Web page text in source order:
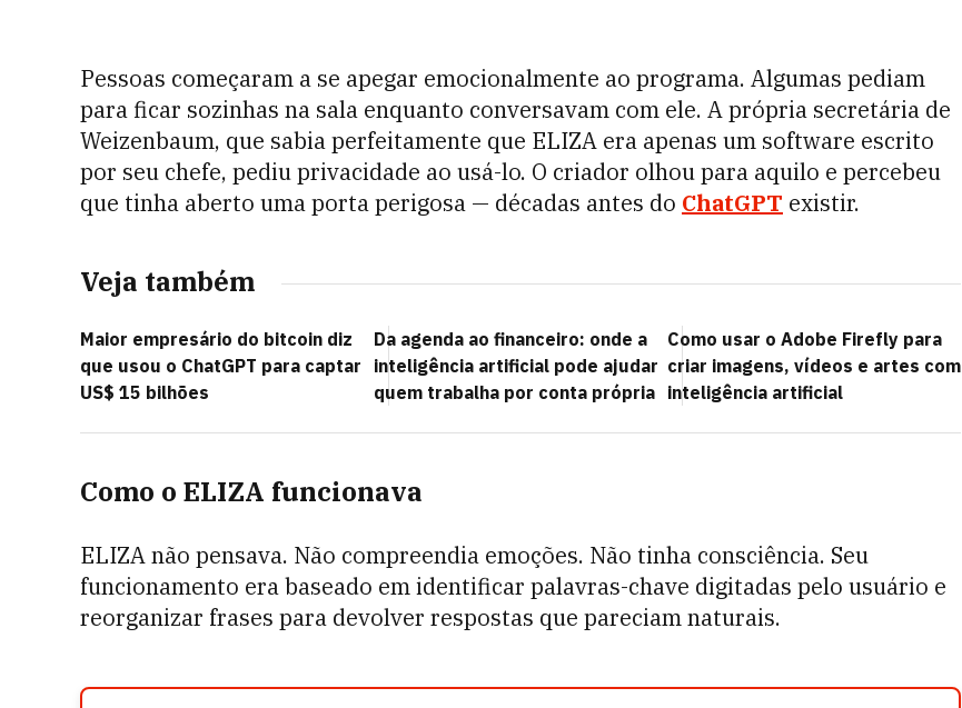
Pessoas começaram a se apegar emocionalmente ao programa. Algumas pediam
para ficar sozinhas na sala enquanto conversavam com ele. A própria secretária de
Weizenbaum, que sabia perfeitamente que ELIZA era apenas um software escrito
por seu chefe, pediu privacidade ao usá-lo. O criador olhou para aquilo e percebeu
que tinha aberto uma porta perigosa — décadas antes do ChatGPT existir.
Veja também
Maior empresário do bitcoin diz
que usou o ChatGPT para captar
US$ 15 bilhões
Da agenda ao financeiro: onde a
inteligência artificial pode ajudar
quem trabalha por conta própria
Como usar o Adobe Firefly para
criar imagens, vídeos e artes com
inteligência artificial
Como o ELIZA funcionava
ELIZA não pensava. Não compreendia emoções. Não tinha consciência. Seu
funcionamento era baseado em identificar palavras-chave digitadas pelo usuário e
reorganizar frases para devolver respostas que pareciam naturais.